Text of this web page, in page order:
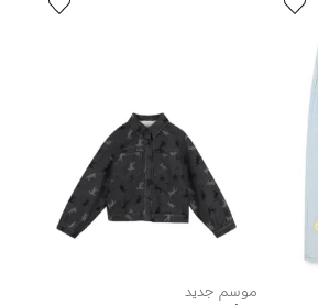
موسم جديد